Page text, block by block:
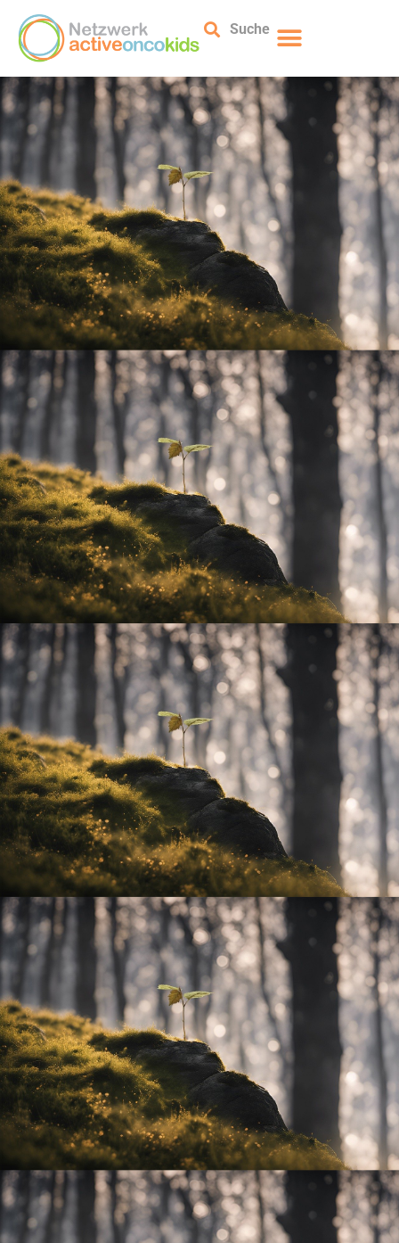
Suche